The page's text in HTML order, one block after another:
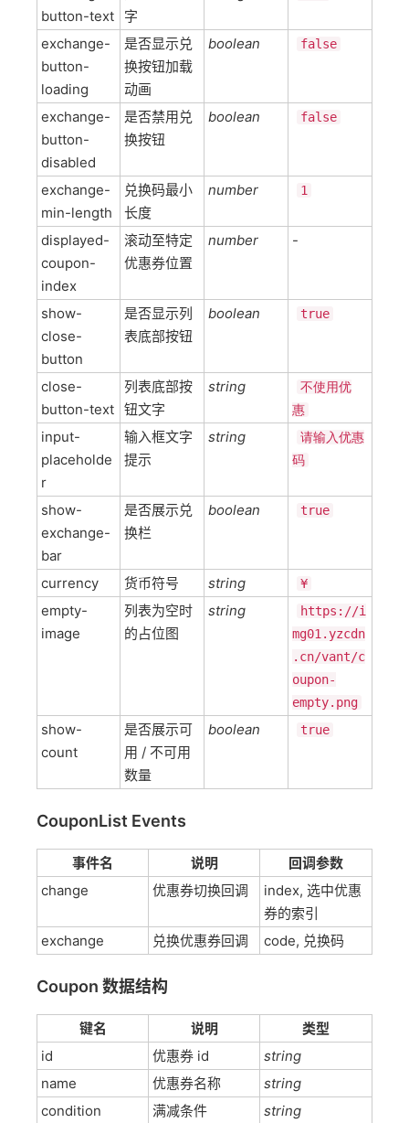
button-text
字
exchange-
button-
loading
是否显示兑
换按钮加载
动画
boolean false
exchange-
button-
disabled
是否禁用兑
换按钮
boolean false
exchange-
min-length
兑换码最小
长度
number 1
displayed-
coupon-
index
滚动至特定
优惠券位置
number -
show-
close-
button
是否显示列
表底部按钮
boolean true
close-
button-text
列表底部按
钮文字
string
不使用优
惠
input-
placeholde
r
输入框文字
提示
string
请输入优惠
码
show-
exchange-
bar
是否展示兑
换栏
boolean true
currency 货币符号 string ¥
empty-
image
列表为空时
的占位图
string
https://i
mg01.yzcdn
.cn/vant/c
oupon-
empty.png
show-
count
是否展示可
用 / 不可用
数量
boolean true
CouponList Events
事件名 说明
回调参数
change
优惠券切换回调
index, 选中优惠
券的索引
exchange
兑换优惠券回调 code, 兑换码
Coupon 数据结构
键名 说明
类型
id
优惠券 id
string
name
优惠券名称
string
condition
满减条件
string